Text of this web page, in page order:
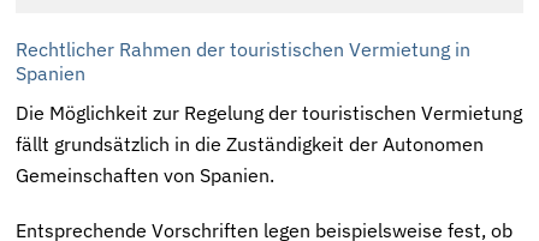
Rechtlicher Rahmen der touristischen Vermietung in
Spanien
Die Möglichkeit zur Regelung der touristischen Vermietung
fällt grundsätzlich in die Zuständigkeit der Autonomen
Gemeinschaften von Spanien.
Entsprechende Vorschriften legen beispielsweise fest, ob